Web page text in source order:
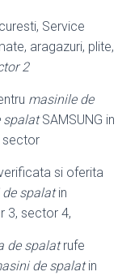
Service
aragazuri, plite,
2
masinile de
spalatSAMSUNG in
sector
si oferita
spalatin
3, sector 4,
de spalatrufe
de spalatin